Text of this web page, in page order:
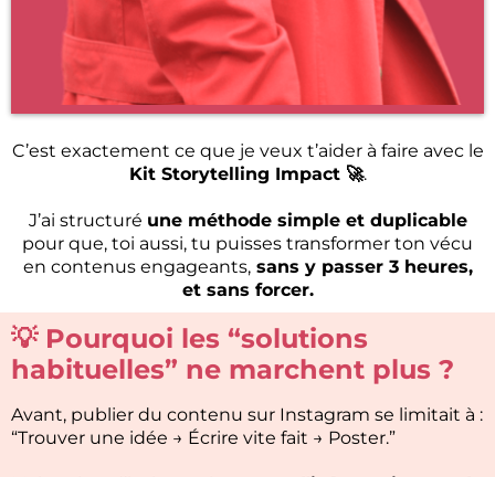
C’est exactement ce que je veux t’aider à faire avec le
Kit Storytelling Impact 🚀.
J’ai structuré une méthode simple et duplicable
pour que, toi aussi, tu puisses transformer ton vécu
en contenus engageants,sans y passer 3 heures,
et sans forcer.
💡 Pourquoi les “solutions
habituelles” ne marchent plus ?
Avant, publier du contenu sur Instagram se limitait à :
“Trouver une idée → Écrire vite fait → Poster.”